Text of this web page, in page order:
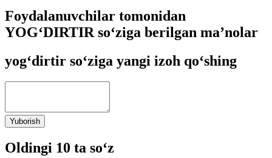
Foydalanuvchilar tomonidan
YOG‘DIRTIR so‘ziga berilgan ma’nolar
yog‘dirtir so‘ziga yangi izoh qo‘shing
Yuborish
Oldingi 10 ta so‘z